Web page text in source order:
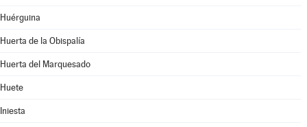
Huérguina
Huerta de la Obispalía
Huerta del Marquesado
Huete
Iniesta